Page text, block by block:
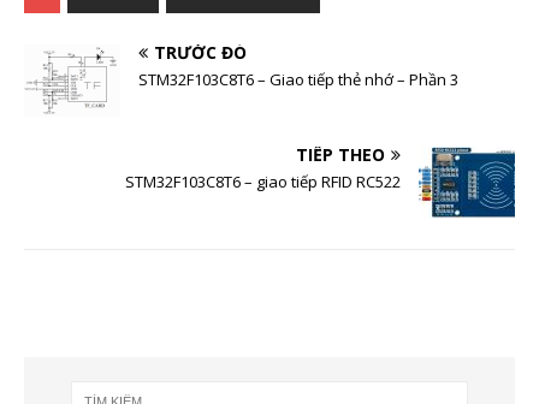
TRƯỚC ĐÓ
STM32F103C8T6 – Giao tiếp thẻ nhớ – Phần 3
TIẾP THEO
STM32F103C8T6 – giao tiếp RFID RC522